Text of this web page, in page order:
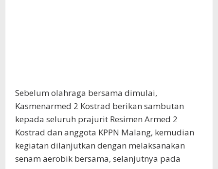
Sebelum olahraga bersama dimulai,
Kasmenarmed 2 Kostrad berikan sambutan
kepada seluruh prajurit Resimen Armed 2
Kostrad dan anggota KPPN Malang, kemudian
kegiatan dilanjutkan dengan melaksanakan
senam aerobik bersama, selanjutnya pada